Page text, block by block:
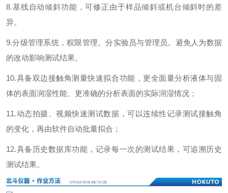
8.基线自动倾斜功能，可修正由于样品倾斜或机台倾斜时的差
异。
9.分级管理系统，权限管理。分实验员与管理员。避免人为数据
的改动影响测试结果。
10.具备双边接触角测量快速拟合功能，更全面量分析液体与固
体的表面润湿性能、更准确的分析表面的实际润湿情况；
11.动态拍摄、视频快速测试数据，可以连续性记录测试接触角
的变化，再由软件自动批量拟合；
12.具备历史数据库功能，记录每一次的测试结果，可追溯历史
测试结果。